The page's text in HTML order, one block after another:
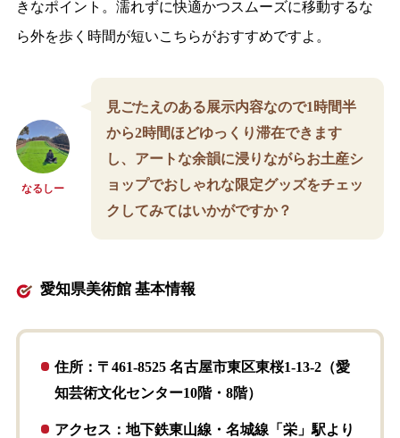
きなポイント。濡れずに快適かつスムーズに移動するな
ら外を歩く時間が短いこちらがおすすめですよ。
なるしー
見ごたえのある展示内容なので1時間半
から2時間ほどゆっくり滞在できます
し、アートな余韻に浸りながらお土産シ
ョップでおしゃれな限定グッズをチェッ
クしてみてはいかがですか？
愛知県美術館 基本情報
住所：〒461-8525 名古屋市東区東桜1-13-2（愛
知芸術文化センター10階・8階）
アクセス：地下鉄東山線・名城線「栄」駅より